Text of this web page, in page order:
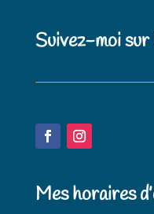
Suivez-moi sur
Mes horaires